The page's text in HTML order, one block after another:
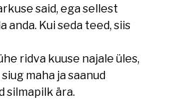
said, ega sellest
anda. Kui seda teed, siis
ridva kuuse najale üles,
maha ja saanud
silmapilk ära.